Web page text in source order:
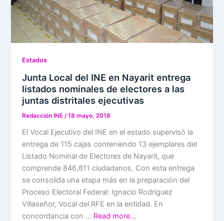
Estados
Junta Local del INE en Nayarit entrega
listados nominales de electores a las
juntas distritales ejecutivas
Redacción INE/18 mayo, 2018
El Vocal Ejecutivo del INE en el estado supervisó la
entrega de 115 cajas conteniendo 13 ejemplares del
Listado Nominal de Electores de Nayarit, que
comprende 846,811 ciudadanos. Con esta entrega
se consolida una etapa más en la preparación del
Proceso Electoral Federal: Ignacio Rodríguez
Villaseñor, Vocal del RFE en la entidad. En
concordancia con … Read more…